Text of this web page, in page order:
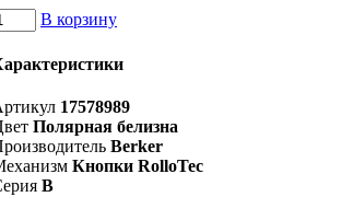
В корзину
17578989
Полярная белизна
Berker
Кнопки RolloTec
B